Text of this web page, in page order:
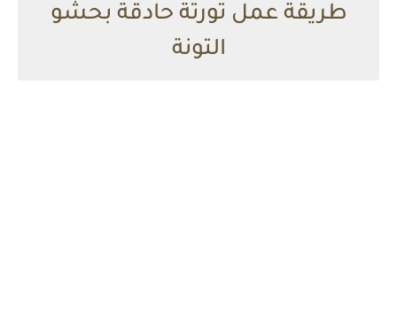
طريقة عمل تورتة حادقة بحشو
التونة